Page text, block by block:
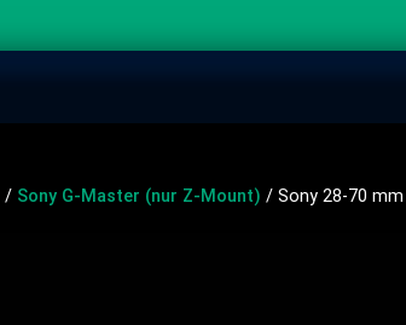
/ Sony G-Master (nur Z-Mount) / Sony 28-70